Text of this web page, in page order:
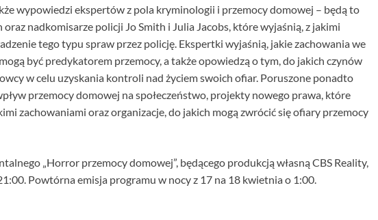
wypowiedzi ekspertów z pola kryminologii i przemocy domowej – będą to
nadkomisarze policji Jo Smith i Julia Jacobs, które wyjaśnią, z jakimi
tego typu spraw przez policję. Ekspertki wyjaśnią, jakie zachowania we
być predykatorem przemocy, a także opowiedzą o tym, do jakich czynów
w celu uzyskania kontroli nad życiem swoich ofiar. Poruszone ponadto
przemocy domowej na społeczeństwo, projekty nowego prawa, które
zachowaniami oraz organizacje, do jakich mogą zwrócić się ofiary przemocy
„Horror przemocy domowej”, będącego produkcją własną CBS Reality,
Powtórna emisja programu w nocy z 17 na 18 kwietnia o 1:00.